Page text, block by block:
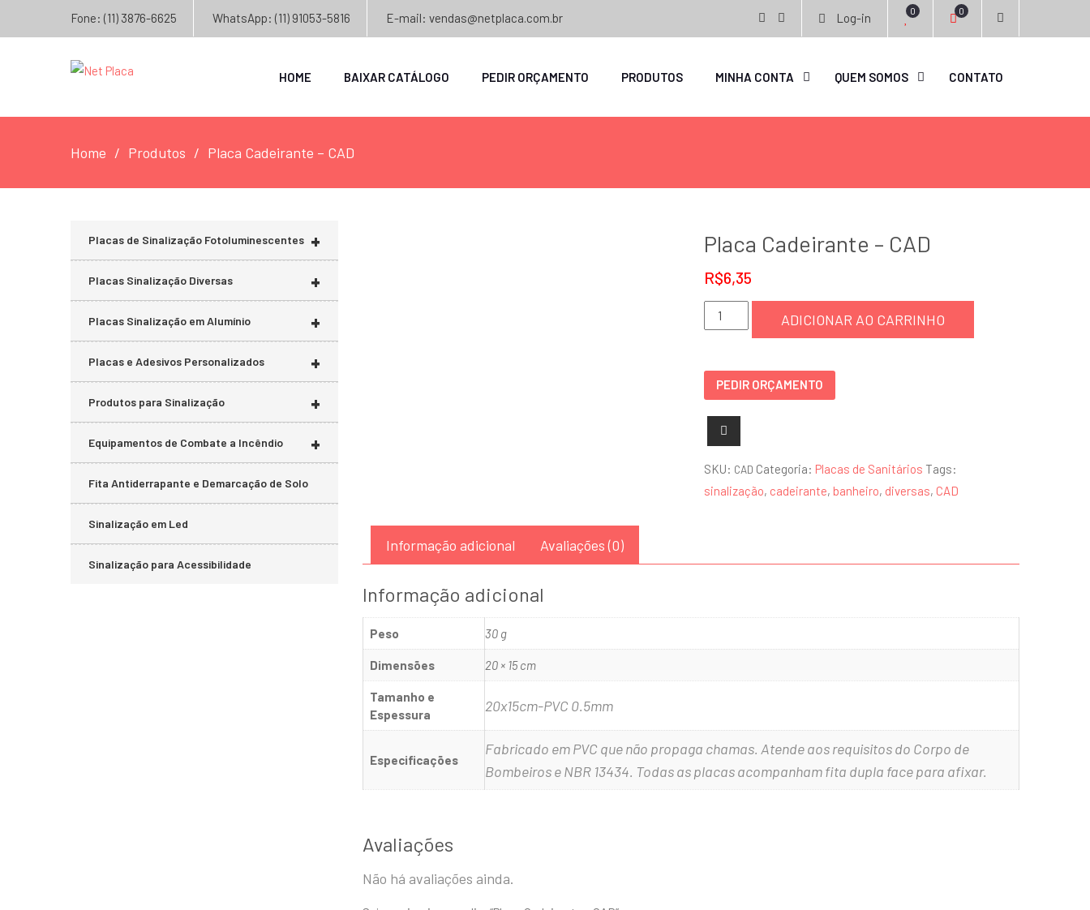
Fone: (11) 3876-6625 WhatsApp: (11) 91053-5816 E-mail: vendas@netplaca.com.br Log-in 0 0
HOME BAIXAR CATÁLOGO PEDIR ORÇAMENTO PRODUTOS MINHA CONTA QUEM SOMOS CONTATO
Home Produtos Placa Cadeirante – CAD
Placa Cadeirante – CAD
R$6,35
Placa
Cadeirante
CAD
quantidade
ADICIONAR AO CARRINHO
PEDIR ORÇAMENTO
SKU: CAD Categoria: Placas de Sanitários Tags:
sinalização, cadeirante, banheiro, diversas, CAD
Informação adicional Avaliações (0)
Informação adicional
Peso 30 g
Dimensões 20 × 15 cm
Tamanho e
Espessura
20x15cm-PVC 0.5mm
Especificações
Fabricado em PVC que não propaga chamas. Atende aos requisitos do Corpo de
Bombeiros e NBR 13434. Todas as placas acompanham fita dupla face para afixar.
Avaliações
Não há avaliações ainda.
+
Placas de Sinalização Fotoluminescentes
+
Placas Sinalização Diversas
+
Placas Sinalização em Alumínio
+
Placas e Adesivos Personalizados
+
Produtos para Sinalização
+
Equipamentos de Combate a Incêndio
Fita Antiderrapante e Demarcação de Solo
Sinalização em Led
Sinalização para Acessibilidade